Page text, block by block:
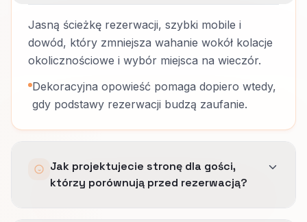
Jasną ścieżkę rezerwacji, szybki mobile i
dowód, który zmniejsza wahanie wokół kolacje
okolicznościowe i wybór miejsca na wieczór.
Dekoracyjna opowieść pomaga dopiero wtedy,
gdy podstawy rezerwacji budzą zaufanie.
Jak projektujecie stronę dla gości,
którzy porównują przed rezerwacją?